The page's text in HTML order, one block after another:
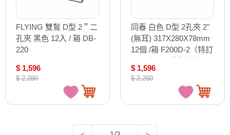
FLYING 雙鶖 D型 2＂二
孔夾 黑色 12入 / 箱 DB-
220
$ 1,596
$ 2,280
同春 白色 D型 2孔夾 2"
(無耳) 317X280X78mm
12個 /箱 F200D-2（特訂
換貨）
$ 1,596
$ 2,280